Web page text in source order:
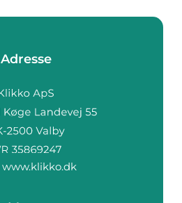
Adresse
www.klikko.dk